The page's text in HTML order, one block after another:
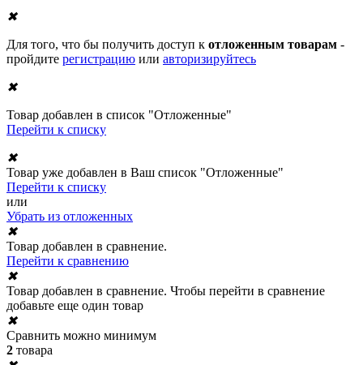
✖
Для того, что бы получить доступ к отложенным товарам -
пройдите регистрацию или авторизируйтесь
✖
Товар добавлен в список "Отложенные"
Перейти к списку
✖
Товар уже добавлен в Ваш список "Отложенные"
Перейти к списку
или
Убрать из отложенных
✖
Товар добавлен в сравнение.
Перейти к сравнению
✖
Товар добавлен в сравнение. Чтобы перейти в сравнение
добавьте еще один товар
✖
Сравнить можно минимум
2 товара